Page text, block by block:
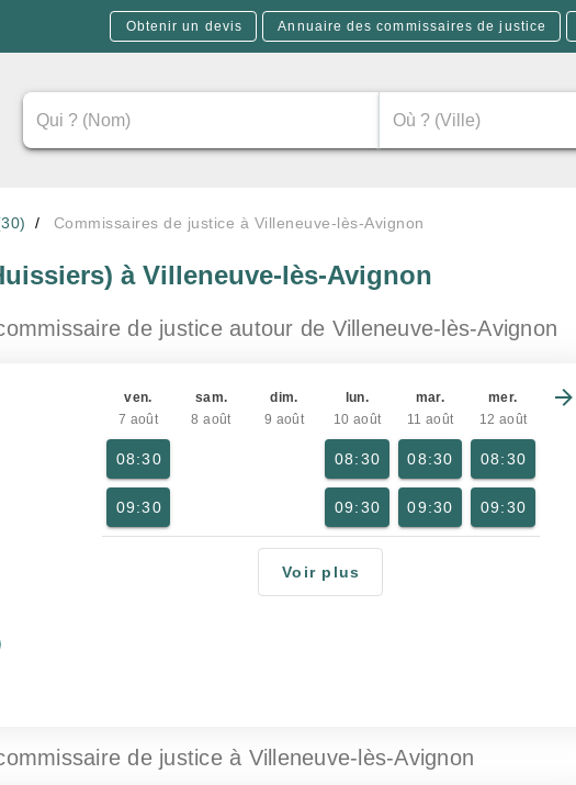
Obtenir un devis Annuaire des commissaires de justice
Commissaires de justice à Villeneuve-lès-Avignon
à Villeneuve-lès-Avignon
de justice autour de Villeneuve-lès-Avignon
ven.
7 août
08:30
09:30
sam.
8 août
dim.
9 août
lun.
10 août
08:30
09:30
mar.
11 août
08:30
09:30
mer.
12 août
08:30
09:30
Voir plus
de justice à Villeneuve-lès-Avignon